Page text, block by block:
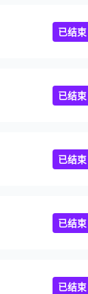
已结束
已结束
已结束
已结束
已结束